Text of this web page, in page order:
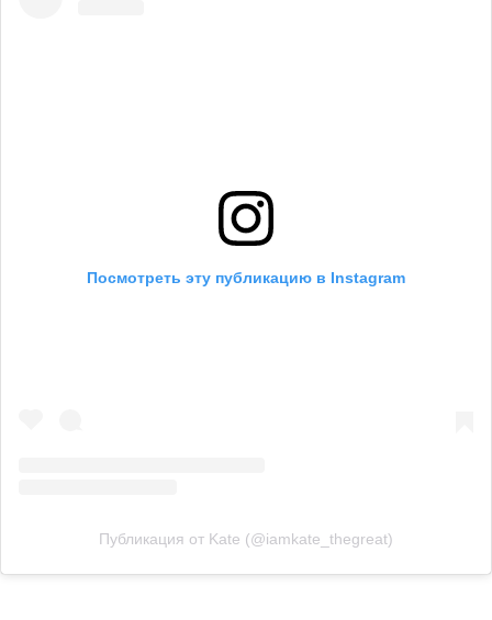
Посмотреть эту публикацию в Instagram
Публикация от Kate (@iamkate_thegreat)